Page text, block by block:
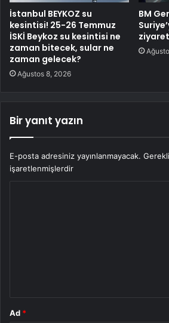
İstanbul BEYKOZ su
kesintisi! 25-26 Temmuz
İSKİ Beykoz su kesintisi ne
zaman bitecek, sular ne
zaman gelecek?
Ağustos 8, 2026
BM
Bir yanıt yazın
E-posta adresiniz yayınlanmayacak.
işaretlenmişlerdir
Ad *